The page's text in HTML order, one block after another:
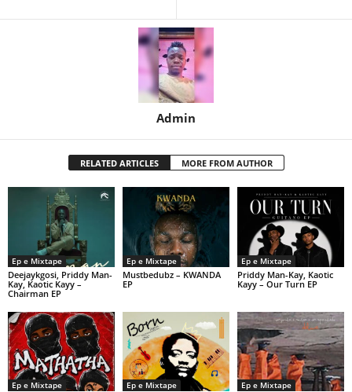
Admin
RELATED ARTICLES MORE FROM AUTHOR
Ep e Mixtape
Deejaykgosi, Priddy Man-
Kay, Kaotic Kayy –
Chairman EP
Ep e Mixtape
Mustbedubz – KWANDA
EP
Ep e Mixtape
Priddy Man-Kay, Kaotic
Kayy – Our Turn EP
Ep e Mixtape Ep e Mixtape Ep e Mixtape